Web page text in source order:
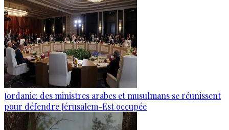
Jordanie: des ministres arabes et musulmans se réunissent
pour défendre Jérusalem-Est occupée